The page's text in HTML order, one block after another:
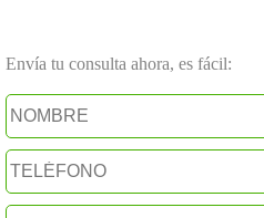
Envía tu consulta ahora, es fácil: